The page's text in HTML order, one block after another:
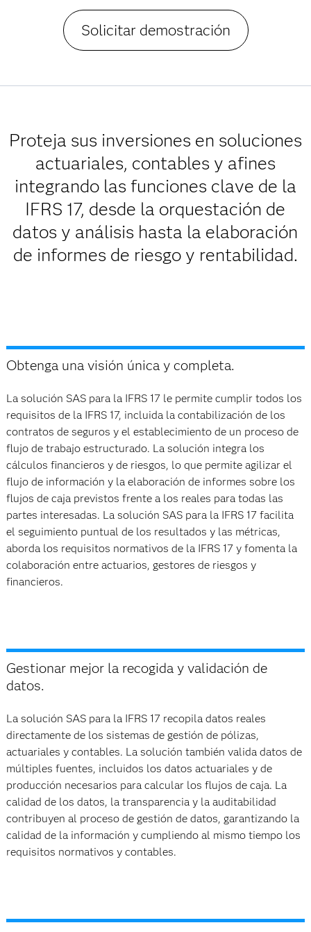
Solicitar demostración
Proteja sus inversiones en soluciones
actuariales, contables y afines
integrando las funciones clave de la
IFRS 17, desde la orquestación de
datos y análisis hasta la elaboración
de informes de riesgo y rentabilidad.
Obtenga una visión única y completa.
La solución SAS para la IFRS 17 le permite cumplir todos los
requisitos de la IFRS 17, incluida la contabilización de los
contratos de seguros y el establecimiento de un proceso de
flujo de trabajo estructurado. La solución integra los
cálculos financieros y de riesgos, lo que permite agilizar el
flujo de información y la elaboración de informes sobre los
flujos de caja previstos frente a los reales para todas las
partes interesadas. La solución SAS para la IFRS 17 facilita
el seguimiento puntual de los resultados y las métricas,
aborda los requisitos normativos de la IFRS 17 y fomenta la
colaboración entre actuarios, gestores de riesgos y
financieros.
Gestionar mejor la recogida y validación de
datos.
La solución SAS para la IFRS 17 recopila datos reales
directamente de los sistemas de gestión de pólizas,
actuariales y contables. La solución también valida datos de
múltiples fuentes, incluidos los datos actuariales y de
producción necesarios para calcular los flujos de caja. La
calidad de los datos, la transparencia y la auditabilidad
contribuyen al proceso de gestión de datos, garantizando la
calidad de la información y cumpliendo al mismo tiempo los
requisitos normativos y contables.